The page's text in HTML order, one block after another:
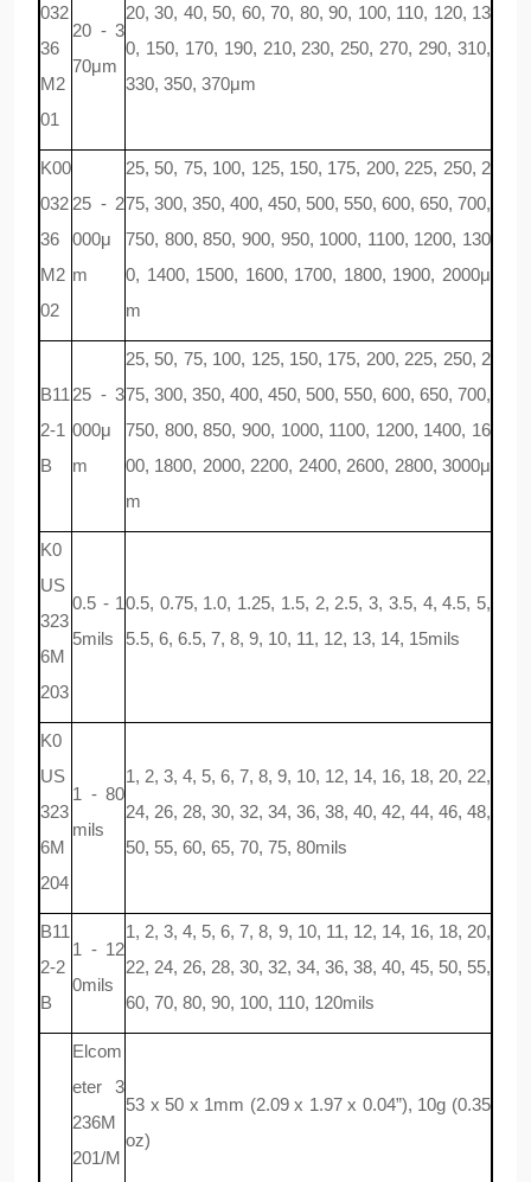
032
36
M2
01
20 - 3
70μm
20, 30, 40, 50, 60, 70, 80, 90, 100, 110, 120, 13
0, 150, 170, 190, 210, 230, 250, 270, 290, 310,
330, 350, 370μm
K00
032
36
M2
02
25 - 2
000μ
m
25, 50, 75, 100, 125, 150, 175, 200, 225, 250, 2
75, 300, 350, 400, 450, 500, 550, 600, 650, 700,
750, 800, 850, 900, 950, 1000, 1100, 1200, 130
0, 1400, 1500, 1600, 1700, 1800, 1900, 2000μ
m
B11
2-1
B
25 - 3
000μ
m
25, 50, 75, 100, 125, 150, 175, 200, 225, 250, 2
75, 300, 350, 400, 450, 500, 550, 600, 650, 700,
750, 800, 850, 900, 1000, 1100, 1200, 1400, 16
00, 1800, 2000, 2200, 2400, 2600, 2800, 3000μ
m
K0
US
323
6M
203
0.5 - 1
5mils
0.5, 0.75, 1.0, 1.25, 1.5, 2, 2.5, 3, 3.5, 4, 4.5, 5,
5.5, 6, 6.5, 7, 8, 9, 10, 11, 12, 13, 14, 15mils
K0
US
323
6M
204
1 - 80
mils
1, 2, 3, 4, 5, 6, 7, 8, 9, 10, 12, 14, 16, 18, 20, 22,
24, 26, 28, 30, 32, 34, 36, 38, 40, 42, 44, 46, 48,
50, 55, 60, 65, 70, 75, 80mils
B11
2-2
B
1 - 12
0mils
1, 2, 3, 4, 5, 6, 7, 8, 9, 10, 11, 12, 14, 16, 18, 20,
22, 24, 26, 28, 30, 32, 34, 36, 38, 40, 45, 50, 55,
60, 70, 80, 90, 100, 110, 120mils
Elcom
eter 3
236M
201/M
53 x 50 x 1mm (2.09 x 1.97 x 0.04”), 10g (0.35
oz)